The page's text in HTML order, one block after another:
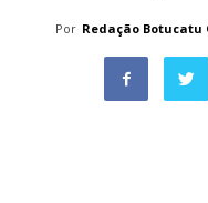
Por Redação Botucatu